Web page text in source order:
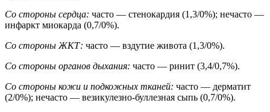
Со стороны сердца: часто — стенокардия (1,3/0%); нечасто —
инфаркт миокарда (0,7/0%).
Со стороны ЖКТ: часто — вздутие живота (1,3/0%).
Со стороны органов дыхания: часто — ринит (3,4/0,7%).
Со стороны кожи и подкожных тканей: часто — дерматит
(2/0%); нечасто — везикулезно-буллезная сыпь (0,7/0%).